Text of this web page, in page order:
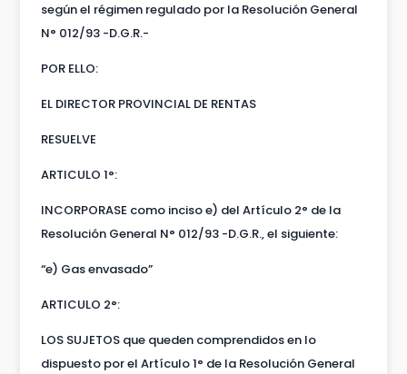
según el régimen regulado por la Resolución General
N° 012/93 -D.G.R.-
POR ELLO:
EL DIRECTOR PROVINCIAL DE RENTAS
RESUELVE
ARTICULO 1°:
INCORPORASE como inciso e) del Artículo 2° de la
Resolución General N° 012/93 -D.G.R., el siguiente:
“e) Gas envasado”
ARTICULO 2°:
LOS SUJETOS que queden comprendidos en lo
dispuesto por el Artículo 1° de la Resolución General